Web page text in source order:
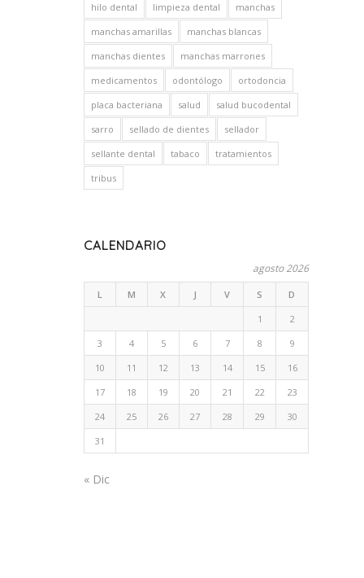
hilo dental
limpieza dental
manchas
manchas amarillas
manchas blancas
manchas dientes
manchas marrones
medicamentos
odontólogo
ortodoncia
placa bacteriana
salud
salud bucodental
sarro
sellado de dientes
sellador
sellante dental
tabaco
tratamientos
tribus
CALENDARIO
agosto 2026
L M X J V S
D
1
2
3
4 5 6 7 8
9
10
11 12 13 14 15
16
17
18 19 20 21 22
23
24
25 26 27 28 29
30
31
« Dic